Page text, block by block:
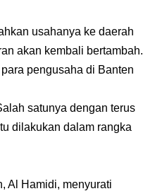
usahanya ke daerah
akan kembali bertambah.
pengusaha di Banten
satunya dengan terus
dilakukan dalam rangka
Al Hamidi, menyurati